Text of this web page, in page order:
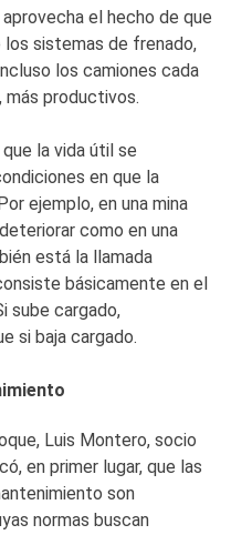
el hecho de que
los sistemas de frenado,
los camiones cada
más productivos.
la vida útil se
en que la
ejemplo, en una mina
como en una
está la llamada
básicamente en el
sube cargado,
si baja cargado.
Luis Montero, socio
en primer lugar, que las
son
normas buscan